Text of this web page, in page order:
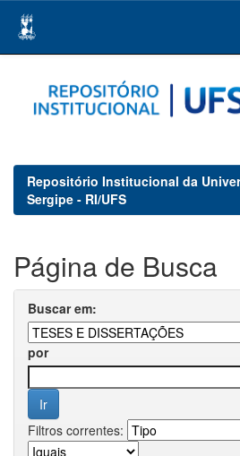
navigation
Repositório Institucional da
Sergipe - RI/UFS
Página de Busca
Buscar em:
por
Filtros correntes: